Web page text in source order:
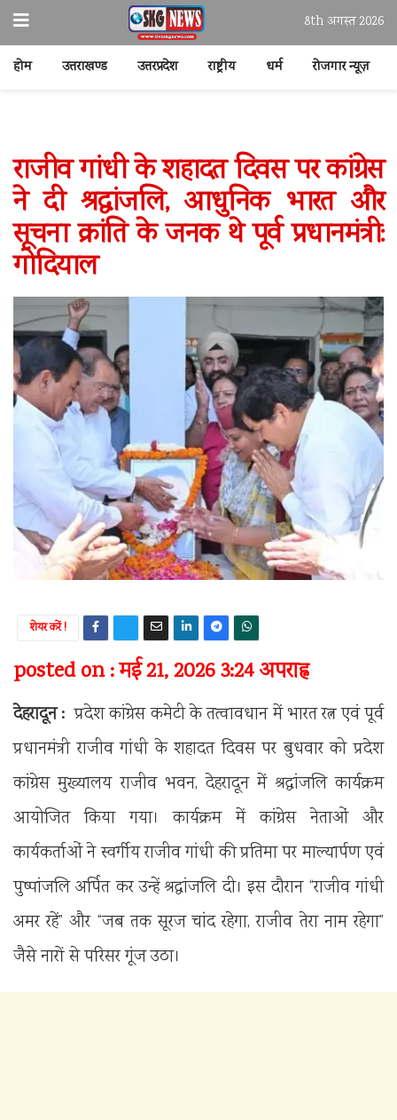
8th अगस्त 2026
होम उत्तराखण्ड उत्तरप्रदेश राष्ट्रीय धर्म रोजगार न्यूज़
राजीव गांधी के शहादत दिवस पर कांग्रेस
ने दी श्रद्धांजलि, आधुनिक भारत और
सूचना क्रांति के जनक थे पूर्व प्रधानमंत्री:
गोदियाल
शेयर करें !
posted on : मई 21, 2026 3:24 अपराह्न
देहरादून : प्रदेश कांग्रेस कमेटी के तत्वावधान में भारत रत्न एवं पूर्व
प्रधानमंत्री राजीव गांधी के शहादत दिवस पर बुधवार को प्रदेश
कांग्रेस मुख्यालय राजीव भवन, देहरादून में श्रद्धांजलि कार्यक्रम
आयोजित किया गया। कार्यक्रम में कांग्रेस नेताओं और
कार्यकर्ताओं ने स्वर्गीय राजीव गांधी की प्रतिमा पर माल्यार्पण एवं
पुष्पांजलि अर्पित कर उन्हें श्रद्धांजलि दी। इस दौरान “राजीव गांधी
अमर रहें” और “जब तक सूरज चांद रहेगा, राजीव तेरा नाम रहेगा”
जैसे नारों से परिसर गूंज उठा।